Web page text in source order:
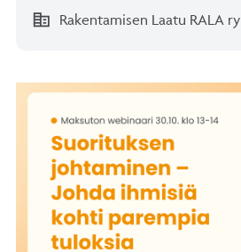
corporate_fare Rakentamisen Laatu RALA ry